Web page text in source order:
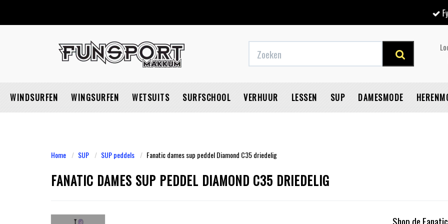
WINDSURFEN WINGSURFEN WETSUITS SURFSCHOOL VERHUUR LESSEN SUP DAMESMODE
Home SUP SUP peddels Fanatic dames sup peddel Diamond C35 driedelig
FANATIC DAMES SUP PEDDEL DIAMOND C35 DRIEDELIG
Shop de